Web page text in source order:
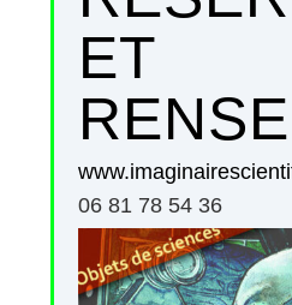
ET
06 81 78 54 36